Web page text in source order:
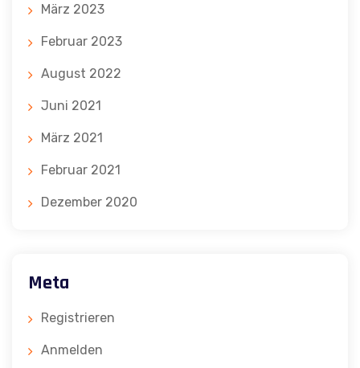
März 2023
Februar 2023
August 2022
Juni 2021
März 2021
Februar 2021
Dezember 2020
Meta
Registrieren
Anmelden